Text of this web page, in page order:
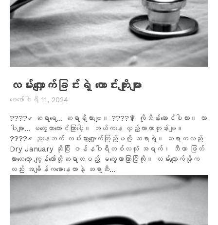
လမ်းလျှောက်ခြင်းရဲ့ ကောင်းကျိုးများ
ဖေ‌ဖော်ဝါရီ 11, 2024
????️‍♂️ ဆရာရေ... ဆရာရှိလားဗျ။ ????‍⚕️ ကိုသိန်းဆောင်ပါလား။ လာ
ပါဗျာ... မတွေ့တာတောင်ကြာပေါ့။ ဘယ်ကနေ လှည့်လာတာတုန်းဗျ။
????️‍♂️ ညနေဘက် လမ်းသွားလျှောက်ကြည့်မလို့ ဆရာရဲ့။ ဆရာကလည်း
Dry January ဆိုပြီး ဇန်နဝါရီတစ်လလုံး အရက်၊ ဘီယာ ဖြတ်
ထားလေတော့ ကျွန်တော်တို့ဆရာတပည့် မတွေ့တာကြာပြီကိုး။ လမ်းလျှောက်ဖို့က
လည်း အချိန်ကစောနေတာနဲ့ ဆရာ့ဆီ...